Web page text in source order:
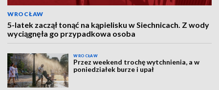
WROCŁAW
5-latek zaczął tonąć na kąpielisku w Siechnicach. Z wody
wyciągnęła go przypadkowa osoba
WROCŁAW
Przez weekend trochę wytchnienia, a w
poniedziałek burze i upał